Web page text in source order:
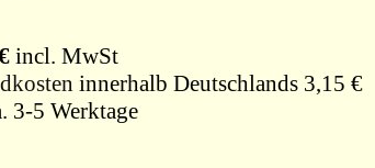
incl. MwSt
innerhalb Deutschlands 3,15 €
3-5 Werktage